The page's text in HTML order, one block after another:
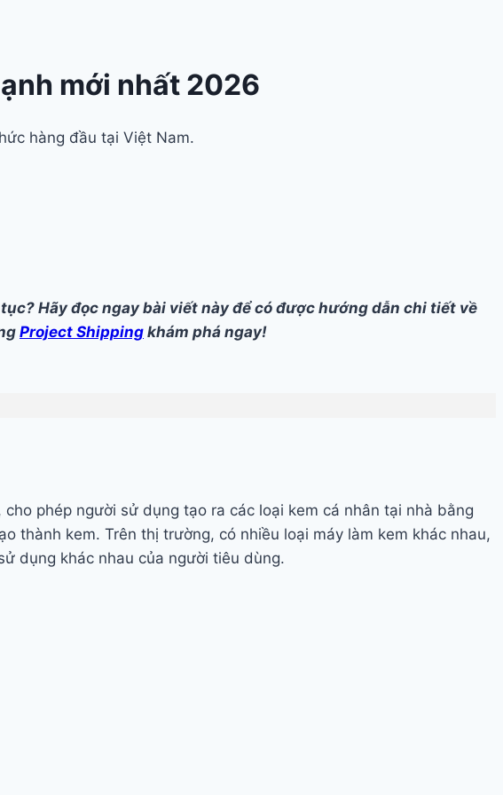
mới nhất 2026
hàng đầu tại Việt Nam.
Hãy đọc ngay bài viết này để có được hướng dẫn chi tiết về
Project Shipping khám phá ngay!
phép người sử dụng tạo ra các loại kem cá nhân tại nhà bằng
thành kem. Trên thị trường, có nhiều loại máy làm kem khác nhau,
dụng khác nhau của người tiêu dùng.